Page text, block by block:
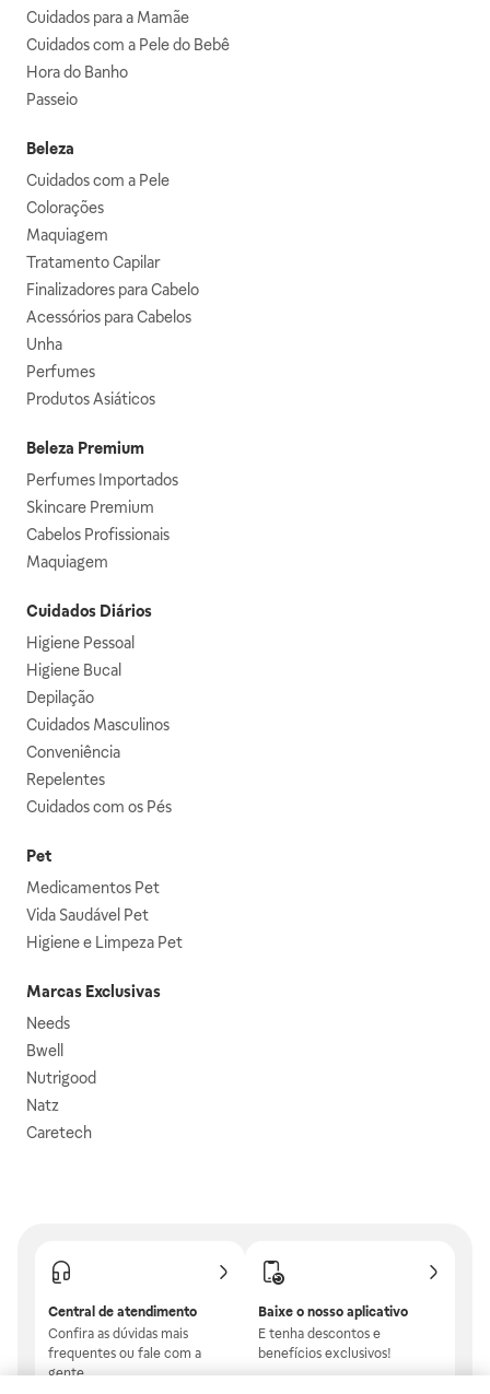
Cuidados para a Mamãe
Cuidados com a Pele do Bebê
Hora do Banho
Passeio
Beleza
Cuidados com a Pele
Colorações
Maquiagem
Tratamento Capilar
Finalizadores para Cabelo
Acessórios para Cabelos
Unha
Perfumes
Produtos Asiáticos
Beleza Premium
Perfumes Importados
Skincare Premium
Cabelos Profissionais
Maquiagem
Cuidados Diários
Higiene Pessoal
Higiene Bucal
Depilação
Cuidados Masculinos
Conveniência
Repelentes
Cuidados com os Pés
Pet
Medicamentos Pet
Vida Saudável Pet
Higiene e Limpeza Pet
Marcas Exclusivas
Needs
Bwell
Nutrigood
Natz
Caretech
Central de atendimento
Confira as dúvidas mais
frequentes ou fale com a
gente.
Baixe o nosso aplicativo
E tenha descontos e
benefícios exclusivos!